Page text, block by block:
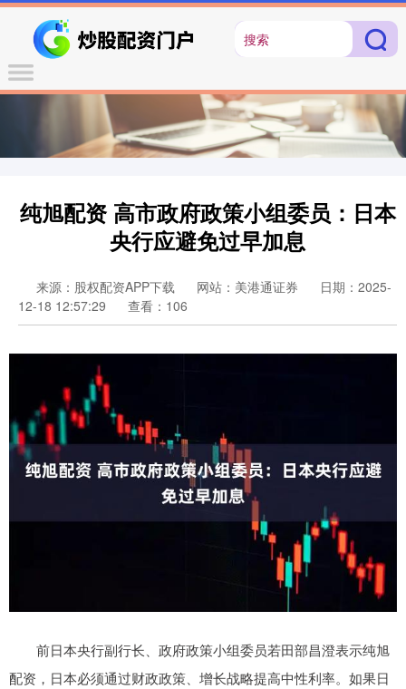
纯旭配资 高市政府政策小组委员：日本
央行应避免过早加息
来源：股权配资APP下载 网站：美港通证券
日期：2025-
12-18 12:57:29
查看：106
前日本央行副行长、政府政策小组委员若田部昌澄表示纯旭
配资，日本必须通过财政政策、增长战略提高中性利率。如果日